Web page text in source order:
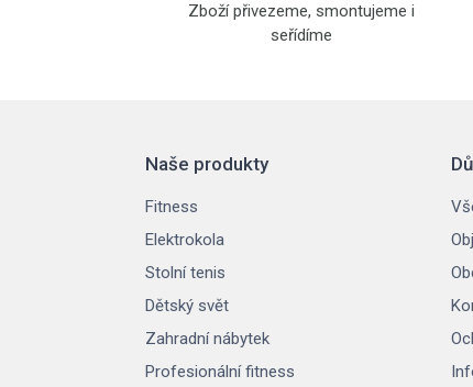
Zboží přivezeme, smontujeme i
seřídíme
Naše produkty
Fitness
Elektrokola
Stolní tenis
Dětský svět
Zahradní nábytek
Profesionální fitness